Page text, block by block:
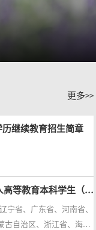
更多>>
历继续教育招生简章
关于组织东北师范大学成人高等教育本科学生（含毕业生）参加2026年下半年学位外语考试的通知
宁省、广东省、河南省、
古自治区、浙江省、海南